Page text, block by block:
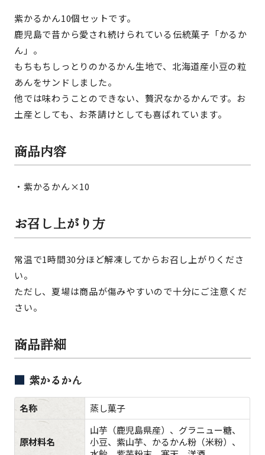
紫かるかん10個セットです。
鹿児島で昔から愛され続けられている伝統菓子「かるか
ん」。
もちもちしっとりのかるかん生地で、北海道産小豆の粒
あんをサンドしました。
他では味わうことのできない、贅沢なかるかんです。お
土産としても、お茶請けとしても喜ばれています。
商品内容
・紫かるかん×10
お召し上がり方
常温で1時間30分ほど解凍してからお召し上がりくださ
い。
ただし、夏場は商品が傷みやすいので十分にご注意くだ
さい。
商品詳細
紫かるかん
名称 蒸し菓子
原材料名
山芋（鹿児島県産）、グラニュー糖、
小豆、紫山芋、かるかん粉（米粉）、